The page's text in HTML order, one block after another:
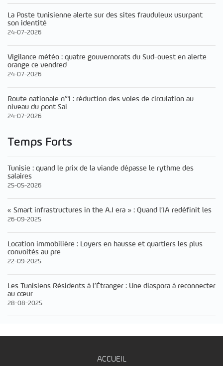
La Poste tunisienne alerte sur des sites frauduleux usurpant
son identité
24-07-2026
Vigilance météo : quatre gouvernorats du Sud-ouest en alerte
orange ce vendred
24-07-2026
Route nationale n°1 : réduction des voies de circulation au
niveau du pont Sai
24-07-2026
Temps Forts
Tunisie : quand le prix de la viande dépasse le rythme des
salaires
25-05-2026
« Smart infrastructures in the A.I era » : Quand l’IA redéfinit les
26-09-2025
Location immobilière : Loyers en hausse et quartiers les plus
convoités au pre
22-09-2025
Les Tunisiens Résidents à l’Étranger : Une diaspora à reconnecter
au cœur
28-08-2025
ACCUEIL